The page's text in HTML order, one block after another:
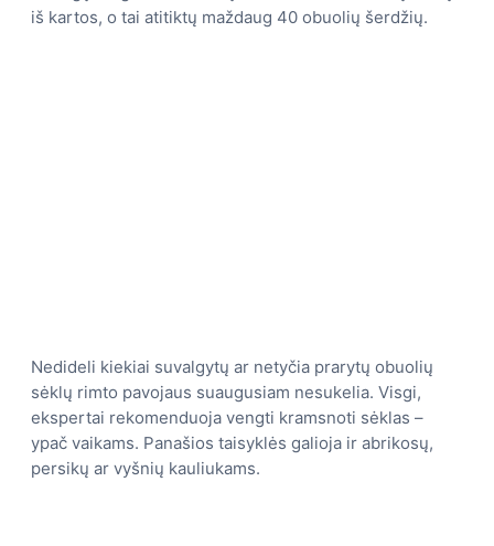
iš kartos, o tai atitiktų maždaug 40 obuolių šerdžių.
Nedideli kiekiai suvalgytų ar netyčia prarytų obuolių
sėklų rimto pavojaus suaugusiam nesukelia. Visgi,
ekspertai rekomenduoja vengti kramsnoti sėklas –
ypač vaikams. Panašios taisyklės galioja ir abrikosų,
persikų ar vyšnių kauliukams.